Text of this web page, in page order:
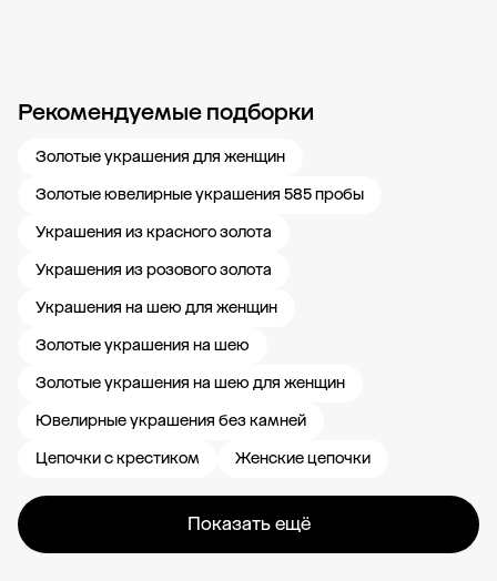
Рекомендуемые подборки
Золотые украшения для женщин
Золотые ювелирные украшения 585 пробы
Украшения из красного золота
Украшения из розового золота
Украшения на шею для женщин
Золотые украшения на шею
Золотые украшения на шею для женщин
Ювелирные украшения без камней
Цепочки с крестиком
Женские цепочки
Показать ещё
Новости компании Журнал ЗОЛОТОЙ Блог